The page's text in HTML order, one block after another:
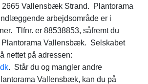
2665 Vallensbæk Strand. Plantorama
arbejdsområde er i
Tlfnr. er 88538853, såfremt du
Plantorama Vallensbæk. Selskabet
nettet på adressen:
. Står du og mangler andre
Vallensbæk, kan du på